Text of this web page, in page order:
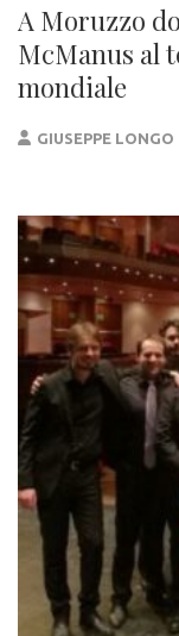
A Moruzzo
McManus al
mondiale
GIUSEPPE LONGO